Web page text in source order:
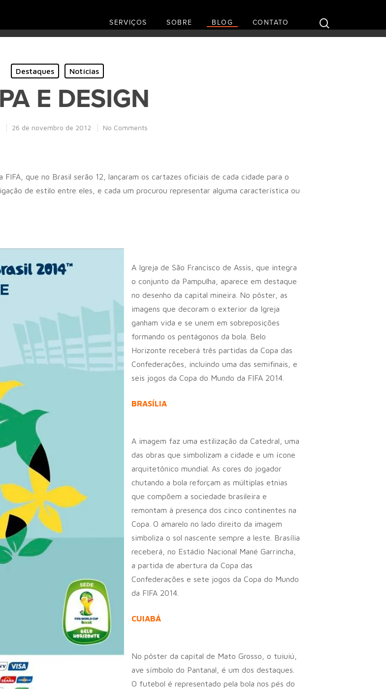
SERVIÇOS SOBRE BLOG CONTATO
Destaques Notícias
E DESIGN
26 de novembro de 2012 No Comments
que no Brasil serão 12, lançaram os cartazes oficiais de cada cidade para o
de estilo entre eles, e cada um procurou representar alguma característica ou
A Igreja de São Francisco de Assis, que integra
o conjunto da Pampulha, aparece em destaque
no desenho da capital mineira. No pôster, as
imagens que decoram o exterior da Igreja
ganham vida e se unem em sobreposições
formando os pentágonos da bola. Belo
Horizonte receberá três partidas da Copa das
Confederações, incluindo uma das semifinais, e
seis jogos da Copa do Mundo da FIFA 2014.
BRASÍLIA
A imagem faz uma estilização da Catedral, uma
das obras que simbolizam a cidade e um ícone
arquitetônico mundial. As cores do jogador
chutando a bola reforçam as múltiplas etnias
que compõem a sociedade brasileira e
remontam à presença dos cinco continentes na
Copa. O amarelo no lado direito da imagem
simboliza o sol nascente sempre a leste. Brasília
receberá, no Estádio Nacional Mané Garrincha,
a partida de abertura da Copa das
Confederações e sete jogos da Copa do Mundo
da FIFA 2014.
CUIABÁ
No pôster da capital de Mato Grosso, o tuiuiú,
ave símbolo do Pantanal, é um dos destaques.
O futebol é representado pela bola nos pés do